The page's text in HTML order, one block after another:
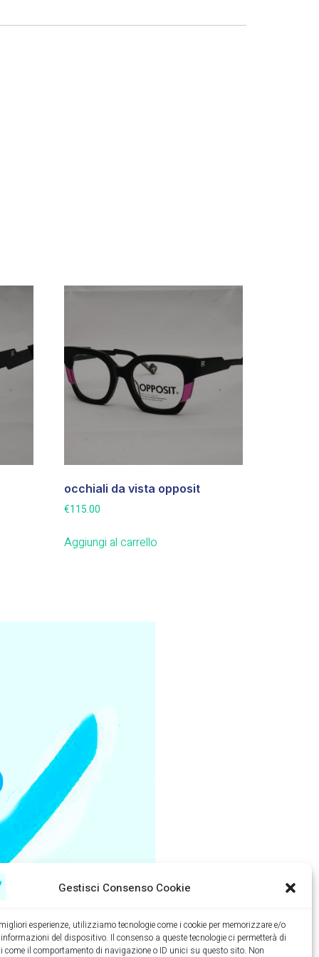
Gestisci Consenso Cookie
esperienze, utilizziamo tecnologie come i cookie per memorizzare e/o
informazioni del dispositivo. Il consenso a queste tecnologie ci permetterà di
come il comportamento di navigazione o ID unici su questo sito. Non
occhiali da vista opposit
€115.00
Aggiungi al carrello